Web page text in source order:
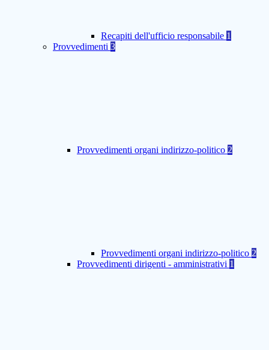
Recapiti dell'ufficio responsabile 1
Provvedimenti 3
Provvedimenti organi indirizzo-politico 2
Provvedimenti organi indirizzo-politico 2
Provvedimenti dirigenti - amministrativi 1